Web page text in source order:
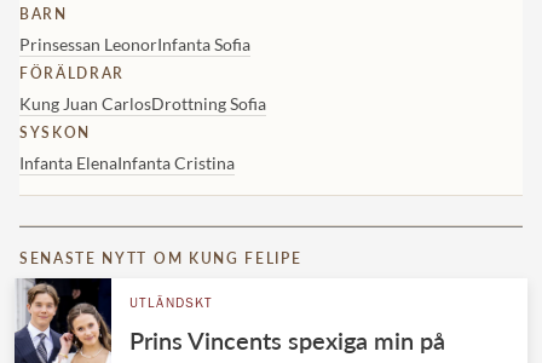
BARN
Prinsessan LeonorInfanta Sofia
FÖRÄLDRAR
Kung Juan CarlosDrottning Sofia
SYSKON
Infanta ElenaInfanta Cristina
SENASTE NYTT OM KUNG FELIPE
UTLÄNDSKT
Prins Vincents spexiga min på